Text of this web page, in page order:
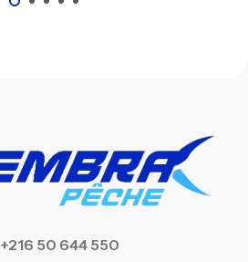
+216 50 644 550